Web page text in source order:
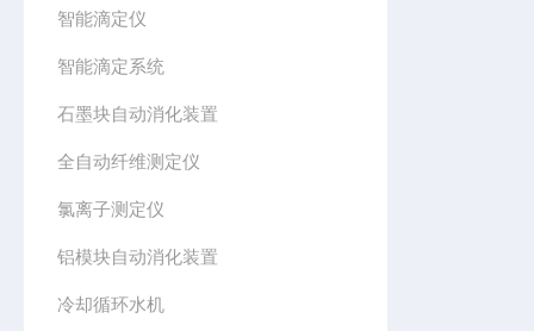
智能滴定仪
智能滴定系统
石墨块自动消化装置
全自动纤维测定仪
氯离子测定仪
铝模块自动消化装置
冷却循环水机